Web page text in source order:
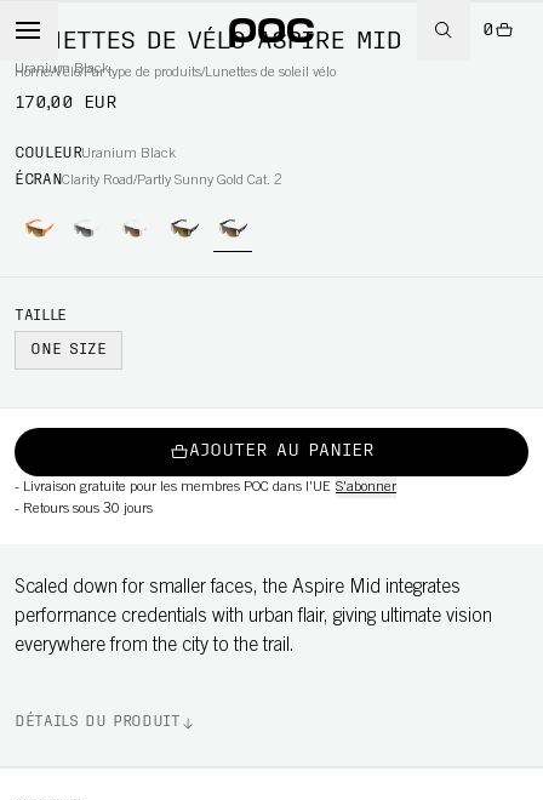
0
Home/Vélo/Par type de produits/Lunettes de soleil vélo
LUNETTES DE VÉLO ASPIRE MID
Uranium Black
170,00 EUR
COULEURUranium Black
ÉCRANClarity Road/Partly Sunny Gold Cat. 2
TAILLE
ONE SIZE
AJOUTER AU PANIER
- Livraison gratuite pour les membres POC dans l'UE S'abonner
- Retours sous 30 jours
Scaled down for smaller faces, the Aspire Mid integrates
performance credentials with urban flair, giving ultimate vision
everywhere from the city to the trail.
DÉTAILS DU PRODUIT